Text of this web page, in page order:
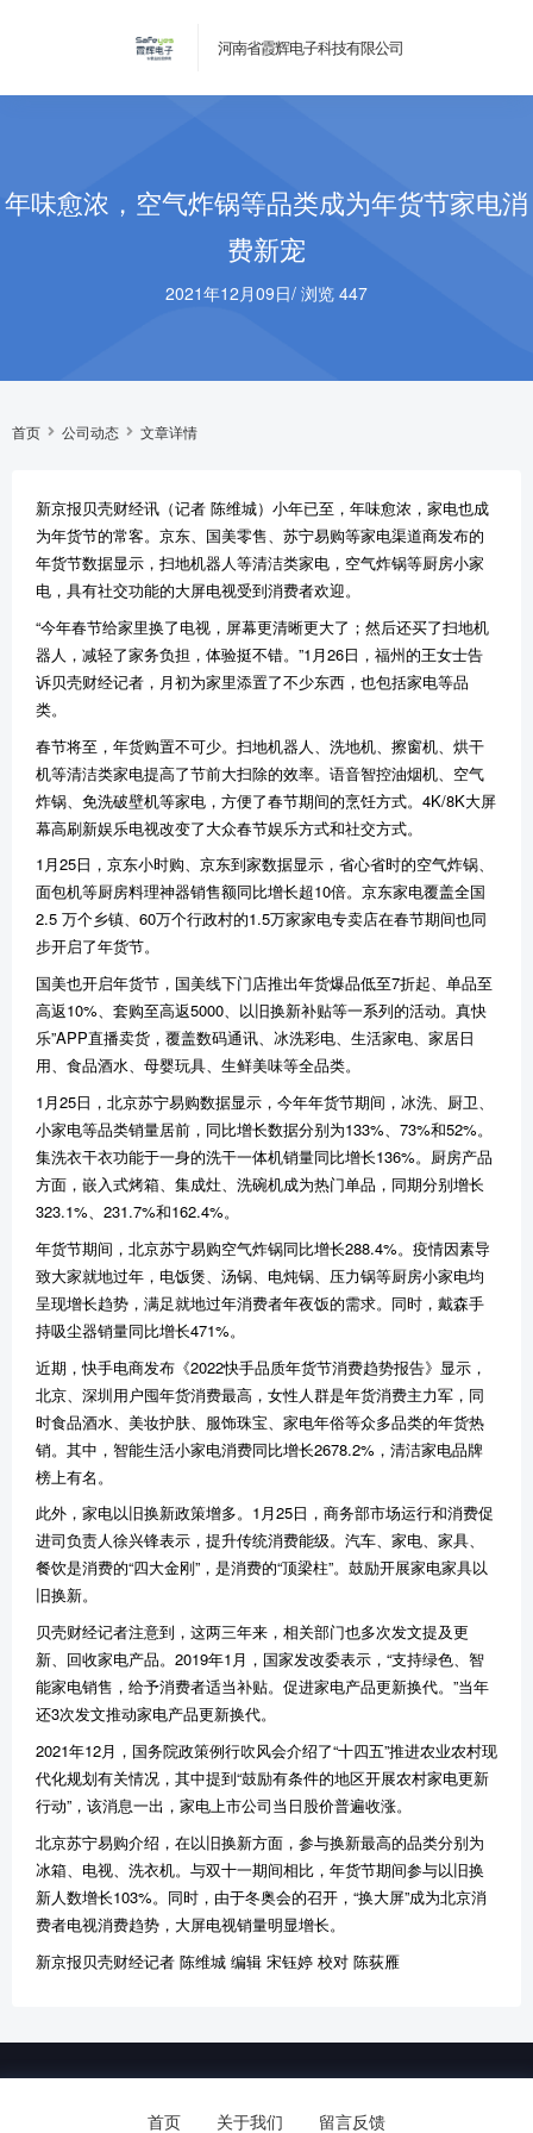
河南省霞辉电子科技有限公司
年味愈浓，空气炸锅等品类成为年货节家电消
费新宠
2021年12月09日/ 浏览 447
首页 公司动态 文章详情
新京报贝壳财经讯（记者 陈维城）小年已至，年味愈浓，家电也成
为年货节的常客。京东、国美零售、苏宁易购等家电渠道商发布的
年货节数据显示，扫地机器人等清洁类家电，空气炸锅等厨房小家
电，具有社交功能的大屏电视受到消费者欢迎。
“今年春节给家里换了电视，屏幕更清晰更大了；然后还买了扫地机
器人，减轻了家务负担，体验挺不错。”1月26日，福州的王女士告
诉贝壳财经记者，月初为家里添置了不少东西，也包括家电等品
类。
春节将至，年货购置不可少。扫地机器人、洗地机、擦窗机、烘干
机等清洁类家电提高了节前大扫除的效率。语音智控油烟机、空气
炸锅、免洗破壁机等家电，方便了春节期间的烹饪方式。4K/8K大屏
幕高刷新娱乐电视改变了大众春节娱乐方式和社交方式。
1月25日，京东小时购、京东到家数据显示，省心省时的空气炸锅、
面包机等厨房料理神器销售额同比增长超10倍。京东家电覆盖全国
2.5 万个乡镇、60万个行政村的1.5万家家电专卖店在春节期间也同
步开启了年货节。
国美也开启年货节，国美线下门店推出年货爆品低至7折起、单品至
高返10%、套购至高返5000、以旧换新补贴等一系列的活动。真快
乐”APP直播卖货，覆盖数码通讯、冰洗彩电、生活家电、家居日
用、食品酒水、母婴玩具、生鲜美味等全品类。
1月25日，北京苏宁易购数据显示，今年年货节期间，冰洗、厨卫、
小家电等品类销量居前，同比增长数据分别为133%、73%和52%。
集洗衣干衣功能于一身的洗干一体机销量同比增长136%。厨房产品
方面，嵌入式烤箱、集成灶、洗碗机成为热门单品，同期分别增长
323.1%、231.7%和162.4%。
年货节期间，北京苏宁易购空气炸锅同比增长288.4%。疫情因素导
致大家就地过年，电饭煲、汤锅、电炖锅、压力锅等厨房小家电均
呈现增长趋势，满足就地过年消费者年夜饭的需求。同时，戴森手
持吸尘器销量同比增长471%。
近期，快手电商发布《2022快手品质年货节消费趋势报告》显示，
北京、深圳用户囤年货消费最高，女性人群是年货消费主力军，同
时食品酒水、美妆护肤、服饰珠宝、家电年俗等众多品类的年货热
销。其中，智能生活小家电消费同比增长2678.2%，清洁家电品牌
榜上有名。
此外，家电以旧换新政策增多。1月25日，商务部市场运行和消费促
进司负责人徐兴锋表示，提升传统消费能级。汽车、家电、家具、
餐饮是消费的“四大金刚”，是消费的“顶梁柱”。鼓励开展家电家具以
旧换新。
贝壳财经记者注意到，这两三年来，相关部门也多次发文提及更
新、回收家电产品。2019年1月，国家发改委表示，“支持绿色、智
能家电销售，给予消费者适当补贴。促进家电产品更新换代。”当年
还3次发文推动家电产品更新换代。
2021年12月，国务院政策例行吹风会介绍了“十四五”推进农业农村现
代化规划有关情况，其中提到“鼓励有条件的地区开展农村家电更新
行动”，该消息一出，家电上市公司当日股价普遍收涨。
北京苏宁易购介绍，在以旧换新方面，参与换新最高的品类分别为
冰箱、电视、洗衣机。与双十一期间相比，年货节期间参与以旧换
新人数增长103%。同时，由于冬奥会的召开，“换大屏”成为北京消
费者电视消费趋势，大屏电视销量明显增长。
新京报贝壳财经记者 陈维城 编辑 宋钰婷 校对 陈荻雁
首页 关于我们 留言反馈